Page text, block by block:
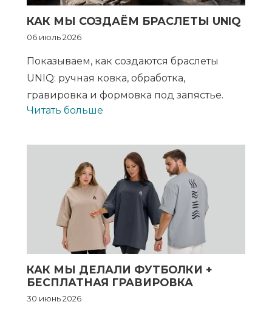
КАК МЫ СОЗДАЁМ БРАСЛЕТЫ UNIQ
06 июль 2026
Показываем, как создаются браслеты
UNIQ: ручная ковка, обработка,
гравировка и формовка под запястье.
Читать больше
КАК МЫ ДЕЛАЛИ ФУТБОЛКИ +
БЕСПЛАТНАЯ ГРАВИРОВКА
30 июнь 2026